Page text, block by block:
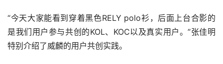
“今天大家能看到穿着黑色RELY polo衫，后面上台合影的
是我们用户参与共创的KOL、KOC以及真实用户。”张佳明
特别介绍了威麟的用户共创实践。